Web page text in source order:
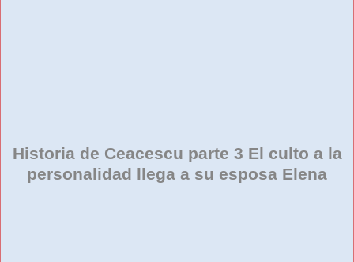
Historia de Ceacescu parte 3 El culto a la
personalidad llega a su esposa Elena